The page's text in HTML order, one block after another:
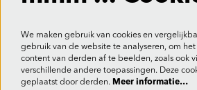
Bibliotheek Waregem
muziek
€ 4,00–€ 20,00
We maken gebruik van cookies en
gebruik van de website te analyseren, om
content van derden af te beelden, zoals ook
verschillende andere toepassingen. Deze
geplaatst door derden. Meer informatie…